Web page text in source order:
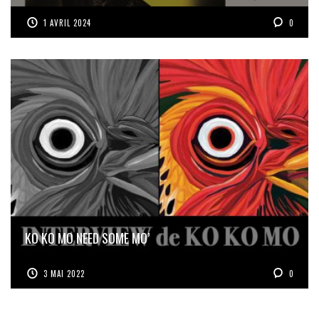
1 AVRIL 2024 0
KO KO MO NEED SOME MO’
3 MAI 2022 0